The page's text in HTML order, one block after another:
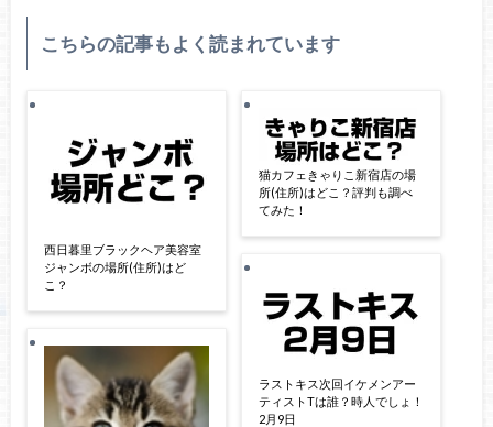
こちらの記事もよく読まれています
西日暮里ブラックヘア美容室
ジャンボの場所(住所)はど
こ？
猫カフェきゃりこ新宿店の場
所(住所)はどこ？評判も調べ
てみた！
ラストキス次回イケメンアー
ティストTは誰？時人でしょ！
2月9日